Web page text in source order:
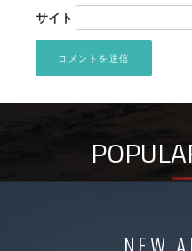
サイト